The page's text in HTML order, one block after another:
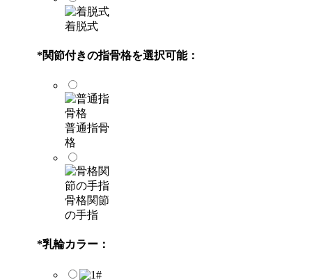
着脱式
*関節付きの指骨格を選択可能：
普通指骨
格
骨格関節
の手指
*乳輪カラー：